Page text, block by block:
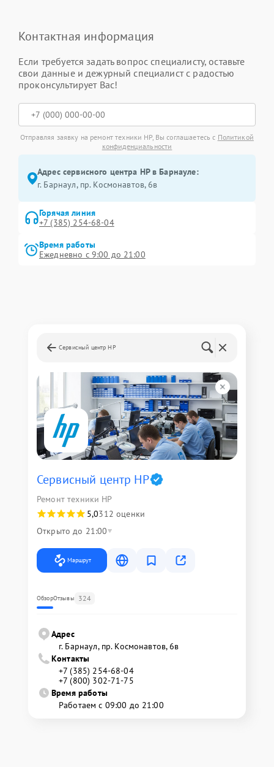
Контактная информация
Если требуется задать вопрос специалисту, оставьте
свои данные и дежурный специалист с радостью
проконсультирует Вас!
Отправляя заявку на ремонт техники HP, Вы соглашаетесь с Политикой
конфиденциальности
Адрес сервисного центра HP в Барнауле:
г. Барнаул, ​пр. Космонавтов, 6в
Горячая линия
+7 (385) 254-68-04
Время работы
Ежедневно с 9:00 до 21:00
Сервисный центр HP
Сервисный центр HP
Ремонт техники HP
5,0312 оценки
Открыто до 21:00
Маршрут
ОбзорОтзывы 324
Адрес
г. Барнаул, ​пр. Космонавтов, 6в
Контакты
+7 (385) 254-68-04
+7 (800) 302-71-75
Время работы
Работаем с 09:00 до 21:00